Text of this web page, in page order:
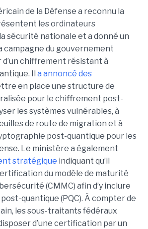
de la Défense a reconnu la
les ordinateurs
sécurité nationale et a donné un
campagne du gouvernement
chiffrement résistant à
Il a annoncé des
en place une structure de
pour le chiffrement post-
les systèmes vulnérables, à
de route de migration et à
post-quantique pour les
Le ministère a également
stratégique indiquant qu’il
du modèle de maturité
(CMMC) afin d’y inclure
quantique (PQC). À compter de
les sous-traitants fédéraux
d’une certification par un